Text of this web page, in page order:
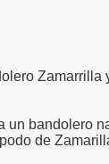
Zamarrilla
un bandolero
de